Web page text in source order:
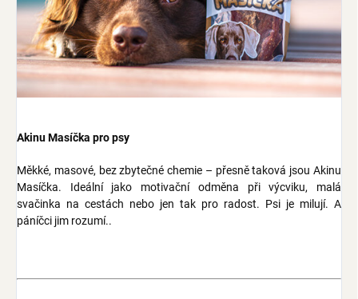
Akinu Masíčka pro psy
Měkké, masové, bez zbytečné chemie – přesně taková jsou Akinu
Masíčka. Ideální jako motivační odměna při výcviku, malá
svačinka na cestách nebo jen tak pro radost. Psi je milují. A
páníčci jim rozumí..